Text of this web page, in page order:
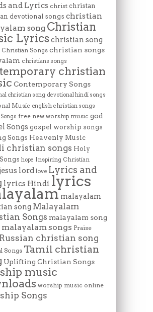
and Lyrics christ christan
devotional songs christian
song Christian
Lyrics christian song
Christian Songs christian songs
christians songs
christian
Contemporary Songs
christian song devotional hindi songs
Music english christian songs
free new worship music god
Songs gospel worship songs
Songs Heavenly Music
christian songs Holy
hope Inspiring Christian
lord love Lyrics and
lyrics Hindi lyrics
malayalam
song Malayalam
Songs malayalam song
malayalam songs Praise
Russian christian song
Songs Tamil christian
Uplifting Christian Songs
music
worship music online
Songs